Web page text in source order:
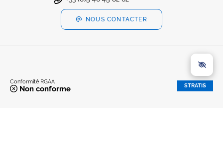
NOUS CONTACTER
Conformité RGAA
Non conforme STRATIS